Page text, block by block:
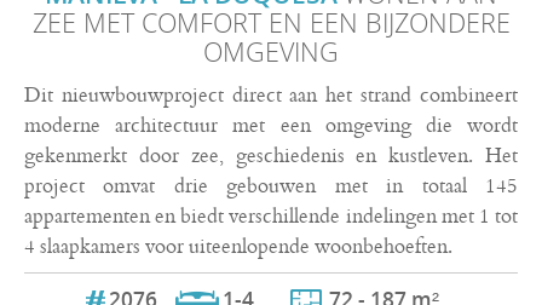
ZEE MET COMFORT EN EEN BIJZONDERE
OMGEVING
Dit nieuwbouwproject direct aan het strand combineert
moderne architectuur met een omgeving die wordt
gekenmerkt door zee, geschiedenis en kustleven. Het
project omvat drie gebouwen met in totaal 145
appartementen en biedt verschillende indelingen met 1 tot
4 slaapkamers voor uiteenlopende woonbehoeften.
2076 1-4 72 - 187 m²